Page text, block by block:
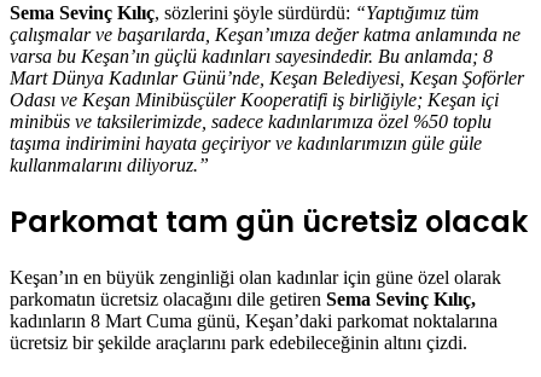
Sema Sevinç Kılıç, sözlerini şöyle sürdürdü: “Yaptığımız tüm
çalışmalar ve başarılarda, Keşan’ımıza değer katma anlamında ne
varsa bu Keşan’ın güçlü kadınları sayesindedir. Bu anlamda; 8
Mart Dünya Kadınlar Günü’nde, Keşan Belediyesi, Keşan Şoförler
Odası ve Keşan Minibüsçüler Kooperatifi iş birliğiyle; Keşan içi
minibüs ve taksilerimizde, sadece kadınlarımıza özel %50 toplu
taşıma indirimini hayata geçiriyor ve kadınlarımızın güle güle
kullanmalarını diliyoruz.”
Parkomat tam gün ücretsiz olacak
Keşan’ın en büyük zenginliği olan kadınlar için güne özel olarak
parkomatın ücretsiz olacağını dile getiren Sema Sevinç Kılıç,
kadınların 8 Mart Cuma günü, Keşan’daki parkomat noktalarına
ücretsiz bir şekilde araçlarını park edebileceğinin altını çizdi.